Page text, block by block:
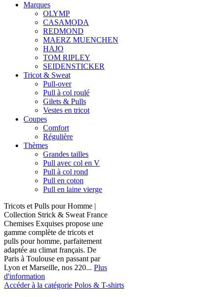
Marques
OLYMP
CASAMODA
REDMOND
MAERZ MUENCHEN
HAJO
TOM RIPLEY
SEIDENSTICKER
Tricot & Sweat
Pull-over
Pull à col roulé
Gilets & Pulls
Vestes en tricot
Coupes
Comfort
Régulière
Thèmes
Grandes tailles
Pull avec col en V
Pull à col rond
Pull en coton
Pull en laine vierge
Tricots et Pulls pour Homme |
Collection Strick & Sweat France
Chemises Exquises propose une
gamme complète de tricots et
pulls pour homme, parfaitement
adaptée au climat français. De
Paris à Toulouse en passant par
Lyon et Marseille, nos 220... Plus
d'information
Accéder à la catégorie Polos & T-shirts